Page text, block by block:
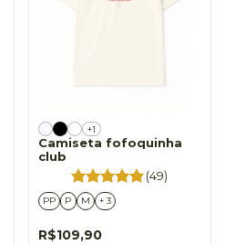
+1
Camiseta fofoquinha
club
(49)
PP P M + 3
R$109,90